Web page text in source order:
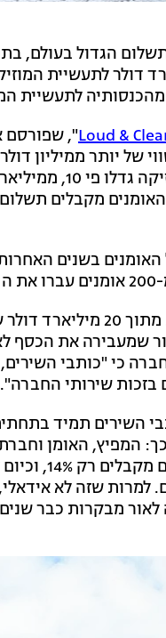
Loud &
של יותר ממיליון
בשנים
שמעבירה את הכסף
2023. עוד הוסיפה החברה כי
בזכות שירותי החברה".
השירים תמיד
הסטרימינג
שזה לא
לאור מבקרות כבר